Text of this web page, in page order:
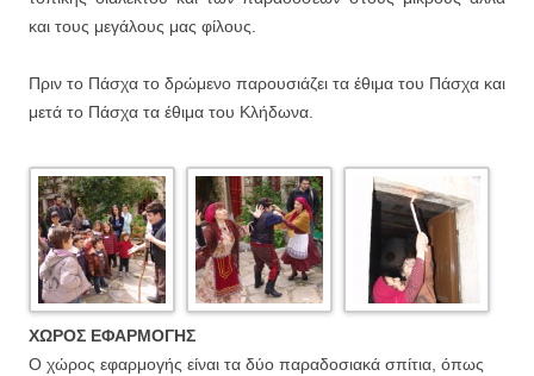
και τους μεγάλους μας φίλους.
Πριν το Πάσχα το δρώμενο παρουσιάζει τα έθιμα του Πάσχα και
μετά το Πάσχα τα έθιμα του Κλήδωνα.
ΧΩΡΟΣ ΕΦΑΡΜΟΓΗΣ
Ο χώρος εφαρμογής είναι τα δύο παραδοσιακά σπίτια, όπως